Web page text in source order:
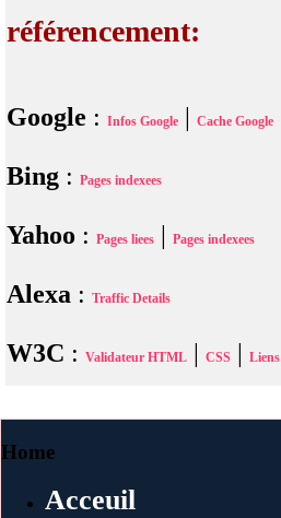
référencement:
Google : Infos Google | Cache Google
Bing : Pages indexees
Yahoo : Pages liees | Pages indexees
Alexa : Traffic Details
W3C : Validateur HTML | CSS | Liens
Home
Acceuil